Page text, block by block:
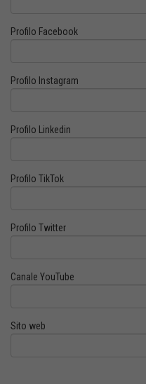
Profilo Facebook
Profilo Instagram
Profilo Linkedin
Profilo TikTok
Profilo Twitter
Canale YouTube
Sito web